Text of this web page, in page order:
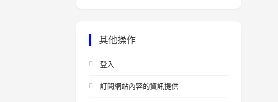
其他操作
登入
訂閱網站內容的資訊提供